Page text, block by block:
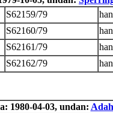
S62159/79
S62160/79
S62161/79
S62162/79
1980-04-03, undan: